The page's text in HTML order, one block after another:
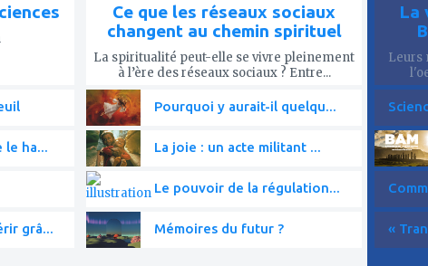
le ha...
grâ...
Ce que les réseaux sociaux
changent au chemin spirituel
La spiritualité peut-elle se vivre pleinement
à l’ère des réseaux sociaux ? Entre...
Pourquoi y aurait-il quelqu...
La joie : un acte militant ...
Le pouvoir de la régulation...
Mémoires du futur ?
La
Leurs
«